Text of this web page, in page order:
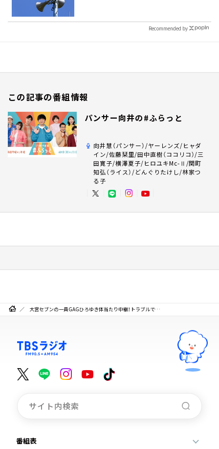
Recommended by
この記事の番組情報
パンサー向井の#ふらっと
向井慧（パンサー）/ヤーレンズ/ヒャダ
イン/佐藤栞里/田中直樹（ココリコ）/三
田寛子/横澤夏子/ヒロユキMc-Ⅱ/関町
知弘（ライス）/どんぐりたけし/林家つ
る子
大宮セブンの一員GAGひろゆき体当たり中継！トラブルで…
番組表